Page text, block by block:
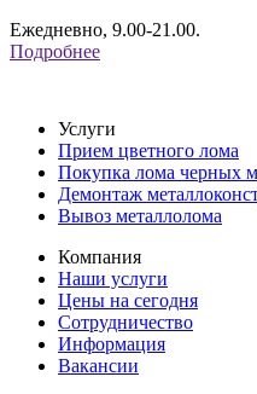
Ежедневно, 9.00-21.00.
Подробнее
Услуги
Прием цветного лома
Покупка лома черных
Демонтаж
Вывоз металлолома
Компания
Наши услуги
Цены на сегодня
Сотрудничество
Информация
Вакансии